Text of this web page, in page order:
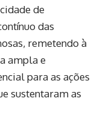
de
das
remetendo à
ampla e
para as ações
sustentaram as